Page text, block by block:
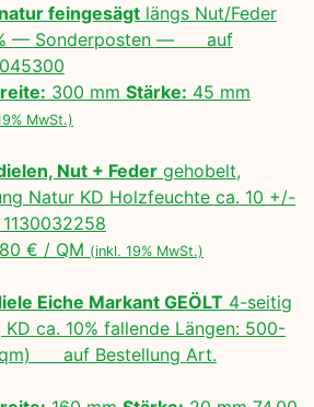
feingesägt längs Nut/Feder
— Sonderposten — auf
300 mm Stärke: 45 mm
MwSt.)
Nut + Feder gehobelt,
Natur KD Holzfeuchte ca. 10 +/-
€ / QM (inkl. 19% MwSt.)
Eiche Markant GEÖLT 4-seitig
KD ca. 10% fallende Längen: 500-
auf Bestellung Art.